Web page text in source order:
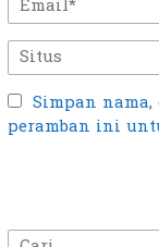
Simpan
peramban ini